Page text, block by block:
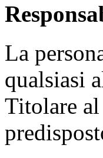
La
qualsiasi
Titolare